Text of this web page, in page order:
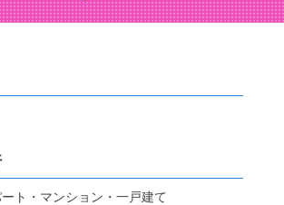
ト・マンション・一戸建て